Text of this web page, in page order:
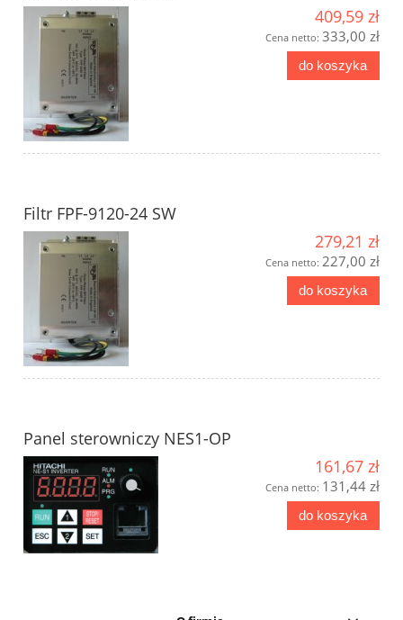
409,59 zł
Cena netto: 333,00 zł
do koszyka
Filtr FPF-9120-24 SW
279,21 zł
Cena netto: 227,00 zł
do koszyka
Panel sterowniczy NES1-OP
161,67 zł
Cena netto: 131,44 zł
do koszyka